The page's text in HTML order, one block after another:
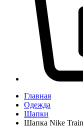
Главная
Одежда
Шапки
Шапка Nike